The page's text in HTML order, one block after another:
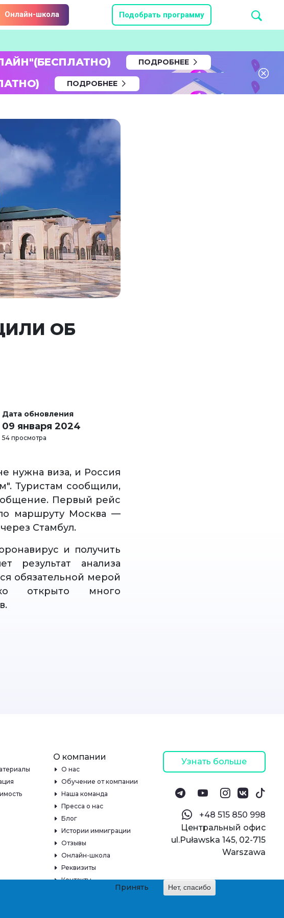
Онлайн-школа Подобрать программу
ПОДРОБНЕЕ
ПОДРОБНЕЕ
ОБ
Дата обновления
09 января 2024
54 просмотра
нужна виза, и Россия
Туристам сообщили,
Первый рейс
маршруту Москва —
Стамбул.
и получить
результат анализа
обязательной мерой
открыто много
О компании
О нас
Обучение от компании
Наша команда
Пресса о нас
Блог
Истории иммиграции
Отзывы
Онлайн-школа
Реквизиты
Контакты
Узнать больше
‪+48 515 850 998‬
Центральный офис
ul.Puławska 145, 02-715
Warszawa
Принять Нет, спасибо